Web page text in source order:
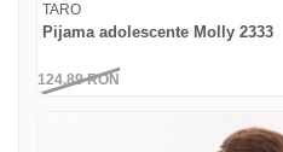
TARO
Pijama adolescente Molly 2333
124,89RON